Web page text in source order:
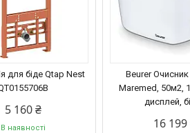
для біде Qtap Nest
5 160 ₴
В наявності
Beurer Очисник
Maremed, 50м2,
дисплей,
16 199